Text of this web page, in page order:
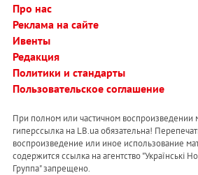
Про нас
Реклама на сайте
Ивенты
Редакция
Политики и стандарты
Пользовательское соглашение
При полном или частичном воспроизведении
гиперссылка на LB.ua обязательна!
воспроизведение или иное использование
содержится ссылка на агентство "Українськi
Группа" запрещено.